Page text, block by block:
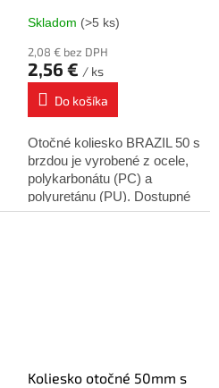
Skladom (>5 ks)
2,08 € bez DPH
2,56 € / ks
Do košíka
Otočné koliesko BRAZIL 50 s
brzdou je vyrobené z ocele,
polykarbonátu (PC) a
polyuretánu (PU). Dostupné
s priemerom 50 mm. Tieto
Koliesko otočné 50mm s